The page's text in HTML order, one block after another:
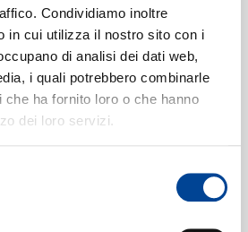
Condividiamo inoltre
in cui utilizza il nostro sito con i
di analisi dei dati web,
i quali potrebbero combinarle
ha fornito loro o che hanno
dei loro servizi.